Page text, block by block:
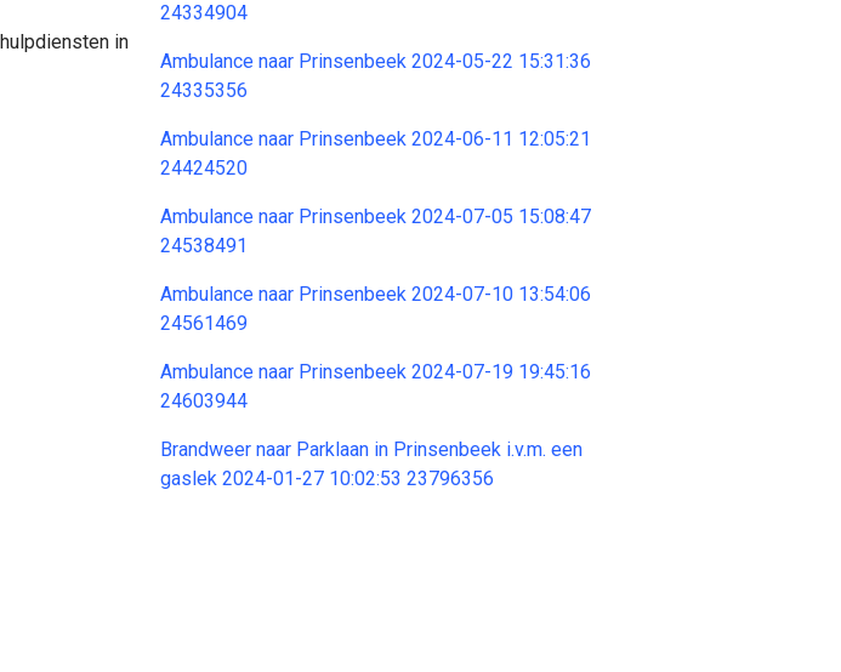
in
24334904
Ambulance naar Prinsenbeek 2024-05-22 15:31:36
24335356
Ambulance naar Prinsenbeek 2024-06-11 12:05:21
24424520
Ambulance naar Prinsenbeek 2024-07-05 15:08:47
24538491
Ambulance naar Prinsenbeek 2024-07-10 13:54:06
24561469
Ambulance naar Prinsenbeek 2024-07-19 19:45:16
24603944
Brandweer naar Parklaan in Prinsenbeek i.v.m. een
gaslek 2024-01-27 10:02:53 23796356